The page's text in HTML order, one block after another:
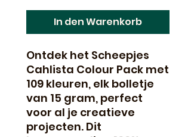
In den Warenkorb
Ontdek het Scheepjes
Cahlista Colour Pack met
109 kleuren, elk bolletje
van 15 gram, perfect
voor al je creatieve
projecten. Dit